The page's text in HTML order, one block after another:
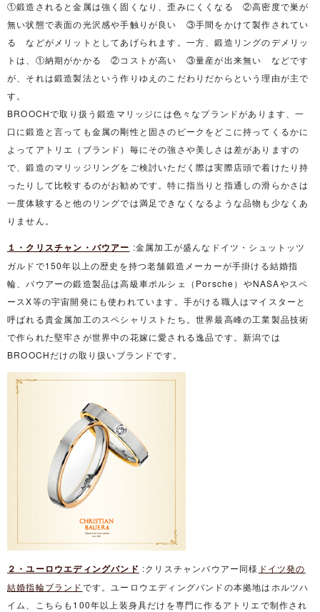
①鍛造されると金属は強く固くなり、歪みにくくなる ②高密度で巣が
無い状態で表面の光沢感や手触りが良い ③手間をかけて製作されてい
る などがメリットとしてあげられます。一方、鍛造リングのデメリッ
トは、①納期がかかる ②コストが高い ③量産が出来無い などです
が、それは鍛造製法という作りゆえのこだわりだからという理由が主で
す。
BROOCHで取り扱う鍛造マリッジには色々なブランドがあります、一
口に鍛造と言っても金属の剛性と固さのピークをどこに持ってくるかに
よってアトリエ（ブランド）毎にその強さや美しさは差がありますの
で、鍛造のマリッジリングをご検討いただく際は実際店頭で着けたり持
ったりして比較するのがお勧めです。特に指当りと指通しの滑らかさは
一度体験すると他のリングでは満足できなくなるような品物も少なくあ
りません。
１・クリスチャン・バウアー :金属加工が盛んなドイツ・シュットッツ
ガルドで150年以上の歴史を持つ老舗鍛造メーカーが手掛ける結婚指
輪、バウアーの鍛造製品は高級車ポルシェ（Porsche）やNASAやスペ
ースX等の宇宙開発にも使われています。手がける職人はマイスターと
呼ばれる貴金属加工のスペシャリストたち。世界最高峰の工業製品技術
で作られた堅牢さが世界中の花嫁に愛される逸品です。新潟では
BROOCHだけの取り扱いブランドです。
２・ユーロウエディングバンド :クリスチャンバウアー同様 ドイツ発の
結婚指輪ブランドです。ユーロウエディングバンドの本拠地はホルツハ
イム、こちらも100年以上装身具だけを専門に作るアトリエで制作され